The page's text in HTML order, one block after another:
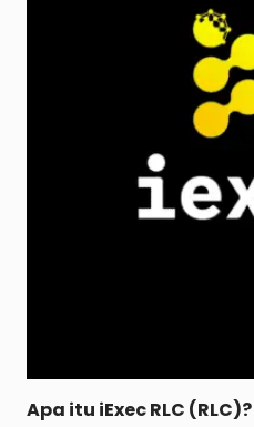
Apa itu iExec RLC (RLC)?